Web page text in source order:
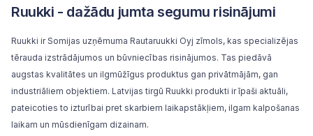
Ruukki - dažādu jumta segumu risinājumi
Ruukki ir Somijas uzņēmuma Rautaruukki Oyj zīmols, kas specializējas
tērauda izstrādājumos un būvniecības risinājumos. Tas piedāvā
augstas kvalitātes un ilgmūžīgus produktus gan privātmājām, gan
industriāliem objektiem. Latvijas tirgū Ruukki produkti ir īpaši aktuāli,
pateicoties to izturībai pret skarbiem laikapstākļiem, ilgam kalpošanas
laikam un mūsdienīgam dizainam.